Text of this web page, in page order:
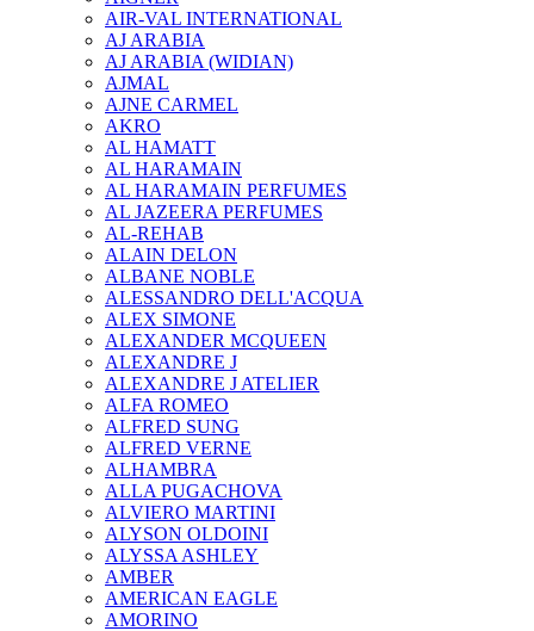
AIR-VAL INTERNATIONAL
AJ ARABIA
AJ ARABIA (WIDIAN)
AJMAL
AJNE CARMEL
AKRO
AL HAMATT
AL HARAMAIN
AL HARAMAIN PERFUMES
AL JAZEERA PERFUMES
AL-REHAB
ALAIN DELON
ALBANE NOBLE
ALESSANDRO DELL'ACQUA
ALEX SIMONE
ALEXANDER MCQUEEN
ALEXANDRE J
ALEXANDRE J ATELIER
ALFA ROMEO
ALFRED SUNG
ALFRED VERNE
ALHAMBRA
ALLA PUGACHOVA
ALVIERO MARTINI
ALYSON OLDOINI
ALYSSA ASHLEY
AMBER
AMERICAN EAGLE
AMORINO